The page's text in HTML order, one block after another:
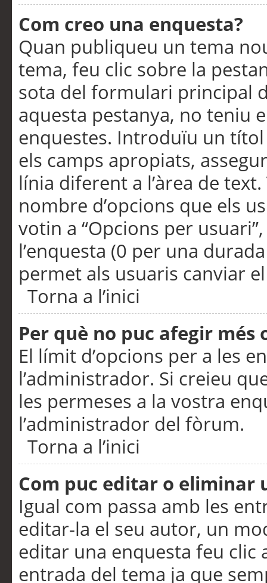
Com creo una enquesta?
Quan publiqueu un tema
tema, feu clic sobre la
sota del formulari principal
aquesta pestanya, no teniu
enquestes. Introduïu un
els camps apropiats,
línia diferent a l’àrea de
nombre d’opcions que els
votin a “Opcions per
l’enquesta (0 per una
permet als usuaris canviar
Torna a l’inici
Per què no puc afegir més
El límit d’opcions per a les
l’administrador. Si creieu
les permeses a la vostra
l’administrador del fòrum.
Torna a l’inici
Com puc editar o eliminar
Igual com passa amb les
editar-la el seu autor, un
editar una enquesta feu clic
entrada del tema ja que